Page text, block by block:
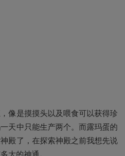
像是摸摸头以及喂食可以获得珍
天中只能生产两个。而露玛蛋的
殿了，在探索神殿之前我想先说